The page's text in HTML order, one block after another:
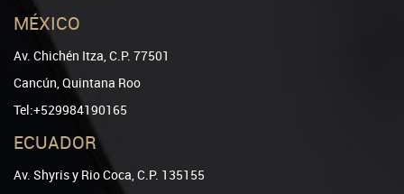
MÉXICO
Av. Chichén Itza, C.P. 77501
Cancún, Quintana Roo
Tel:+529984190165
ECUADOR
Av. Shyris y Rio Coca, C.P. 135155